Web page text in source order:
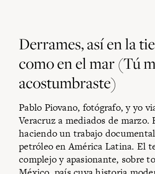
Derrames, así en la
como en el mar (Tú
acostumbraste)
Pablo Piovano, fotógrafo, y yo
Veracruz a mediados de marzo.
haciendo un trabajo
petróleo en América Latina. El
complejo y apasionante, sobre